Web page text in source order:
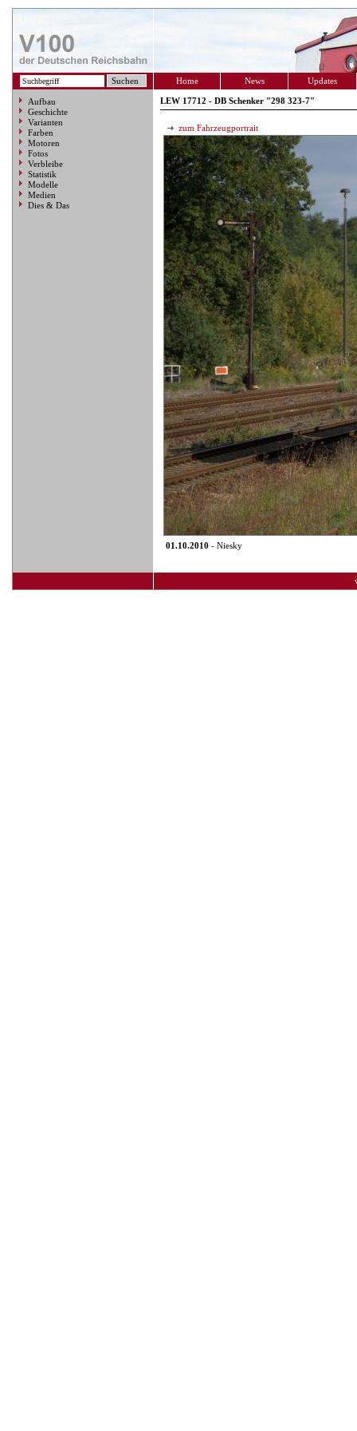
Home News Updates
Aufbau
Geschichte
Varianten
Farben
Motoren
Fotos
Verbleibe
Statistik
Modelle
Medien
Dies & Das
LEW 17712 - DB Schenker "298 323-7"
zum Fahrzeugportrait
01.10.2010 - Niesky